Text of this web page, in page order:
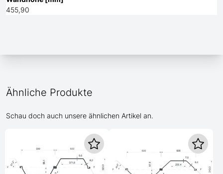
455,90
Ähnliche Produkte
Schau doch auch unsere ähnlichen Artikel an.